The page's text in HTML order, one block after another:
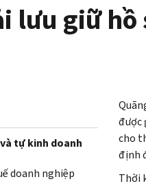
lưu giữ
tự kinh doanh
doanh nghiệp
được
cho
định
Thời